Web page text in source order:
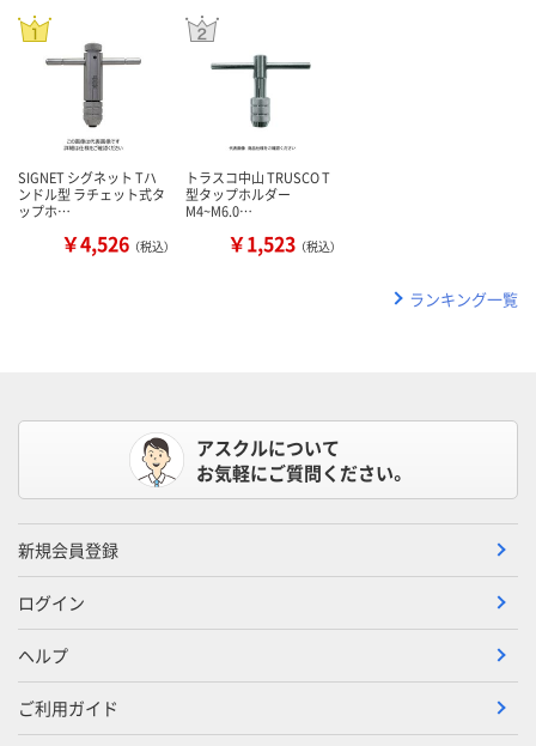
SIGNET シグネット Tハ
ンドル型 ラチェット式タ
ップホ…
￥4,526 （税込）
トラスコ中山 TRUSCO T
型タップホルダー
M4~M6.0…
￥1,523 （税込）
ランキング一覧
アスクルについて
お気軽にご質問ください。
新規会員登録
ログイン
ヘルプ
ご利用ガイド